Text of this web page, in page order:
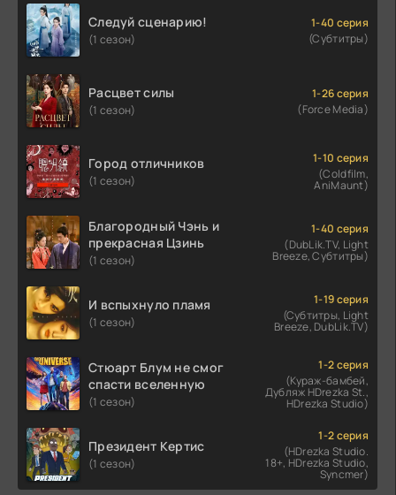
Следуй сценарию!
(1 сезон)
1-40 серия
(Субтитры)
Расцвет силы
(1 сезон)
1-26 серия
(Force Media)
Город отличников
(1 сезон)
1-10 серия
(Coldfilm,
AniMaunt)
Благородный Чэнь и
прекрасная Цзинь
(1 сезон)
1-40 серия
(DubLik.TV, Light
Breeze, Субтитры)
И вспыхнуло пламя
(1 сезон)
1-19 серия
(Субтитры, Light
Breeze, DubLik.TV)
Стюарт Блум не смог
спасти вселенную
(1 сезон)
1-2 серия
(Кураж-бамбей,
Дубляж HDrezka St.,
HDrezka Studio)
Президент Кертис
(1 сезон)
1-2 серия
(HDrezka Studio.
18+, HDrezka Studio,
Syncmer)